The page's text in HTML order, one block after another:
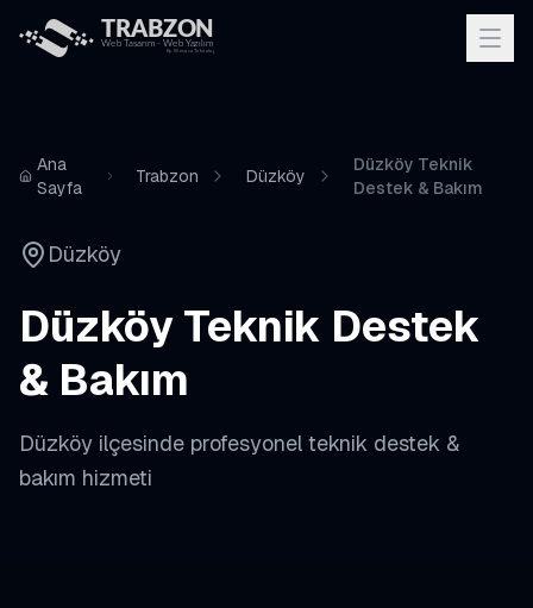
Ana
Sayfa
Trabzon Düzköy
Düzköy Teknik
Destek & Bakım
Düzköy
DüzköyTeknik Destek
& Bakım
Düzköy ilçesinde profesyonel teknik destek &
bakım hizmeti